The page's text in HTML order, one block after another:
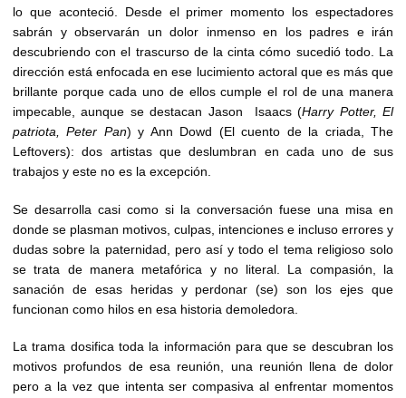
lo que aconteció. Desde el primer momento los espectadores
sabrán y observarán un dolor inmenso en los padres e irán
descubriendo con el trascurso de la cinta cómo sucedió todo. La
dirección está enfocada en ese lucimiento actoral que es más que
brillante porque cada uno de ellos cumple el rol de una manera
impecable, aunque se destacan Jason Isaacs (Harry Potter, El
patriota, Peter Pan) y Ann Dowd (El cuento de la criada, The
Leftovers): dos artistas que deslumbran en cada uno de sus
trabajos y este no es la excepción.
Se desarrolla casi como si la conversación fuese una misa en
donde se plasman motivos, culpas, intenciones e incluso errores y
dudas sobre la paternidad, pero así y todo el tema religioso solo
se trata de manera metafórica y no literal. La compasión, la
sanación de esas heridas y perdonar (se) son los ejes que
funcionan como hilos en esa historia demoledora.
La trama dosifica toda la información para que se descubran los
motivos profundos de esa reunión, una reunión llena de dolor
pero a la vez que intenta ser compasiva al enfrentar momentos